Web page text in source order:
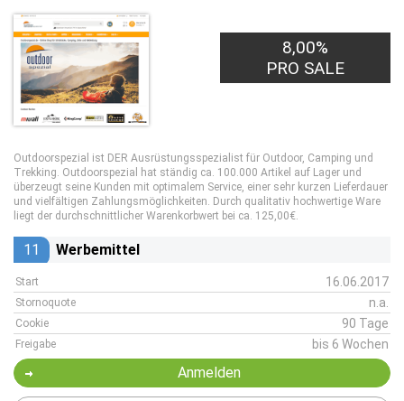
8,00%
PRO SALE
Outdoorspezial ist DER Ausrüstungsspezialist für Outdoor, Camping und
Trekking. Outdoorspezial hat ständig ca. 100.000 Artikel auf Lager und
überzeugt seine Kunden mit optimalem Service, einer sehr kurzen Lieferdauer
und vielfältigen Zahlungsmöglichkeiten. Durch qualitativ hochwertige Ware
liegt der durchschnittlicher Warenkorbwert bei ca. 125,00€.
11 Werbemittel
Start 16.06.2017
Stornoquote n.a.
Cookie 90 Tage
Freigabe bis 6 Wochen
Anmelden